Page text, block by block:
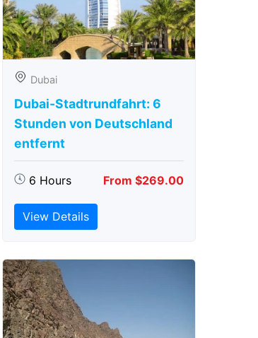
Dubai
Dubai-Stadtrundfahrt: 6
Stunden von Deutschland
entfernt
6 Hours From $269.00
View Details